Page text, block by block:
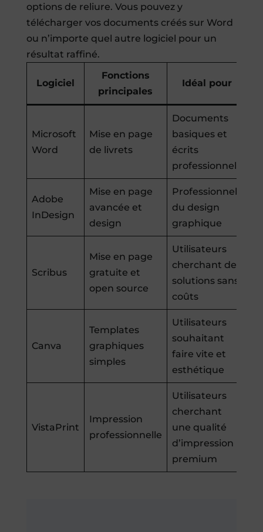
options de reliure. Vous pouvez y
télécharger vos documents créés sur Word
ou n’importe quel autre logiciel pour un
résultat raffiné.
Logiciel
Fonctions
principales
Idéal pour
Microsoft
Word
Mise en page
de livrets
Documents
basiques et
écrits
professionnels
Adobe
InDesign
Mise en page
avancée et
design
Professionnels
du design
graphique
Scribus
Mise en page
gratuite et
open source
Utilisateurs
cherchant des
solutions sans
coûts
Canva
Templates
graphiques
simples
Utilisateurs
souhaitant
faire vite et
esthétique
VistaPrint
Impression
professionnelle
Utilisateurs
cherchant
une qualité
d’impression
premium